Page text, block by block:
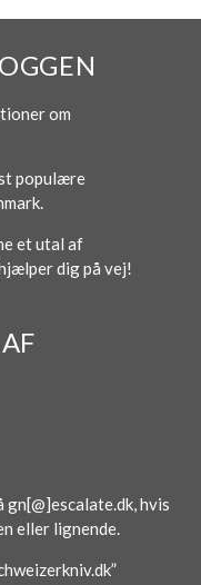
om
populære
et utal af
dig på vej!
hvis
eller lignende.